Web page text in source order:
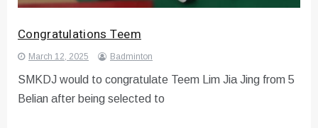
Congratulations Teem
March 12, 2025 Badminton
SMKDJ would to congratulate Teem Lim Jia Jing from 5
Belian after being selected to